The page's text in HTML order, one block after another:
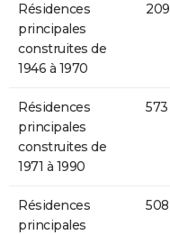
Résidences
principales
construites de
1946 à 1970
209
Résidences
principales
construites de
1971 à 1990
573
Résidences
principales
508